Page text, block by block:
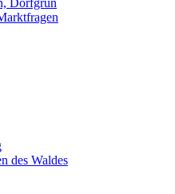
Dorfgrün
des Waldes